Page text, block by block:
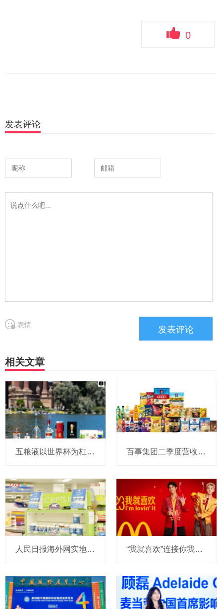
0
发表评论
表情
相关文章
五粮液以世界杯为杠杆，撬动年轻圈层，重新定义白酒消费边界 百事集团二季度营收和利润双增，亚太及中国业务表现亮眼
人民日报海外网实地探访Nutrition Care澳洲全自控产业链，带你看懂真正的进口好营养 “我就喜欢”连接你我23年：麦当劳再度携手王力宏，与汪苏泷共同传递薯条热爱